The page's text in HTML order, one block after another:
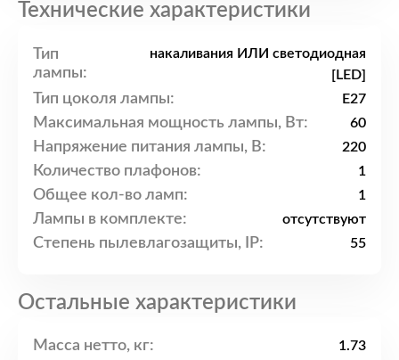
Технические характеристики
Тип
лампы:
накаливания ИЛИ светодиодная
[LED]
Тип цоколя лампы: E27
Максимальная мощность лампы, Вт: 60
Напряжение питания лампы, В: 220
Количество плафонов: 1
Общее кол-во ламп: 1
Лампы в комплекте: отсутствуют
Степень пылевлагозащиты, IP: 55
Остальные характеристики
Масса нетто, кг: 1.73